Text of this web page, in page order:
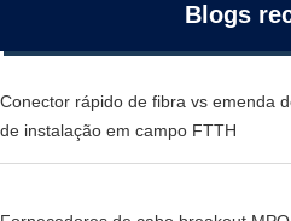
Blogs
Conector rápido de fibra vs emenda
de instalação em campo FTTH